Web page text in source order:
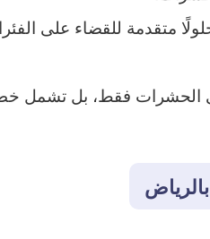
متقدمة للقضاء على
الحشرات فقط، بل تشمل